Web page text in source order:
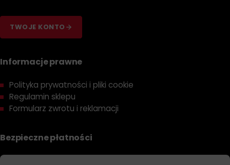
TWOJE KONTO
Informacje prawne
Polityka prywatności i pliki cookie
Regulamin sklepu
Formularz zwrotu i reklamacji
Bezpieczne płatności